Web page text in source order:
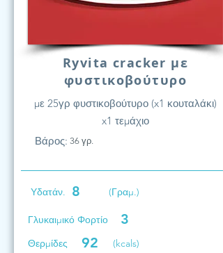
Ryvita cracker με
φυστικοβούτυρο
με 25γρ φυστικοβούτυρο (x1 κουταλάκι)
x1 τεμάχιο
Βάρος: 36 γρ.
Υδατάν. 8 (Γραμ.)
Γλυκαιμικό Φορτίο 3
Θερμίδες 92 (kcals)